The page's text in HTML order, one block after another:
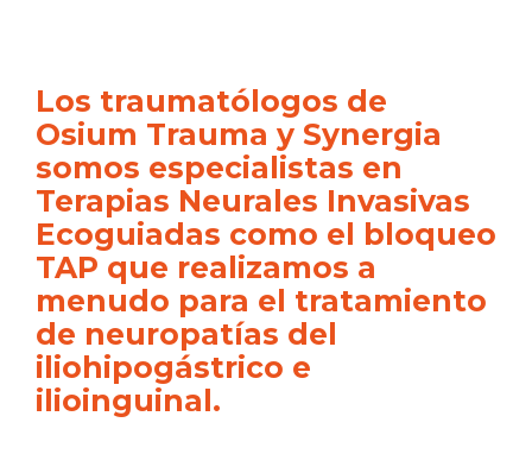
Los traumatólogos de
Osium Trauma y Synergia
somos especialistas en
Terapias Neurales Invasivas
Ecoguiadas como el bloqueo
TAP que realizamos a
menudo para el tratamiento
de neuropatías del
iliohipogástrico e
ilioinguinal.